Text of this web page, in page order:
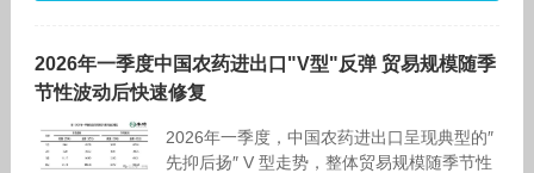
2026年一季度中国农药进出口"V型"反弹 贸易规模随季
节性波动后快速修复
2026年一季度，中国农药进出口呈现典型的″
先抑后扬″ V 型走势，整体贸易规模随季节性